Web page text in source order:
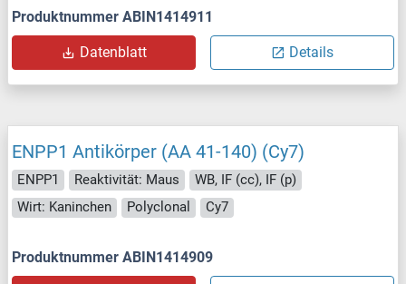
Produktnummer ABIN1414911
Datenblatt Details
ENPP1 Antikörper (AA 41-140) (Cy7)
ENPP1 Reaktivität: Maus
WB, IF (cc), IF (p)
Wirt: Kaninchen
Polyclonal Cy7
Produktnummer ABIN1414909